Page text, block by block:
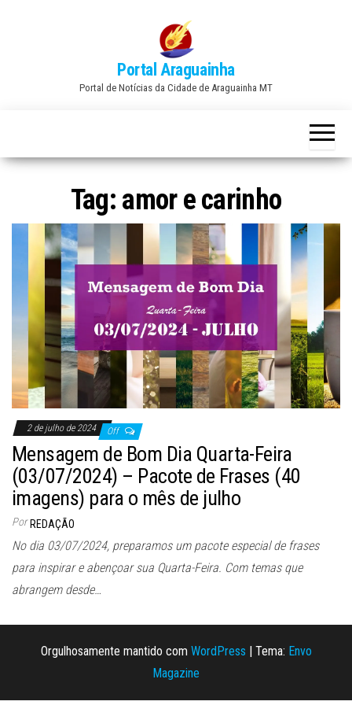
Portal Araguainha
Portal de Notícias da Cidade de Araguainha MT
Tag: amor e carinho
2 de julho de 2024 Off
Mensagem de Bom Dia Quarta-Feira
(03/07/2024) – Pacote de Frases (40
imagens) para o mês de julho
Por REDAÇÃO
No dia 03/07/2024, preparamos um pacote especial de frases
para inspirar e abençoar sua Quarta-Feira. Com temas que
abrangem desde…
Orgulhosamente mantido com WordPress | Tema: Envo
Magazine